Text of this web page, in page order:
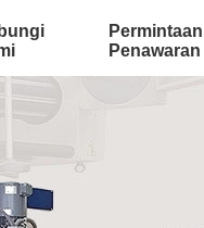
Permintaan
Penawaran